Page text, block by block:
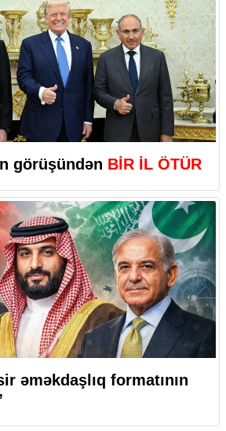
görüşündən BİR İL ÖTÜR
əməkdaşlıq formatının